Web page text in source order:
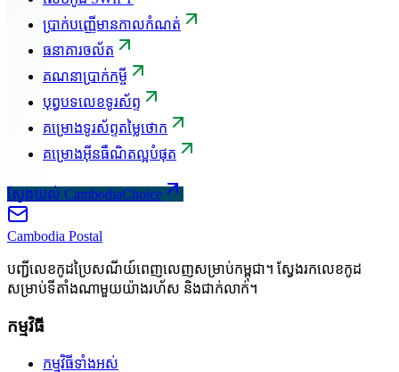
ប្រាក់បញ្ញើមានកាលកំណត់
ធនាគារចល័ត
គណនាប្រាក់កម្ចី
បុព្វបទលេខទូរស័ព្ទ
គម្រោងទូរស័ព្ទតម្លៃថោក
គម្រោងអ៊ីនធឺណិតល្អបំផុត
ស្វែងយល់ CambodiaChoice
Cambodia Postal
បញ្ជីលេខកូដប្រៃសណីយ៍ពេញលេញសម្រាប់កម្ពុជា។ ស្វែងរកលេខកូដ
សម្រាប់ទីតាំងណាមួយយ៉ាងរហ័ស និងជាក់លាក់។
កម្មវិធី
កម្មវិធីទាំងអស់